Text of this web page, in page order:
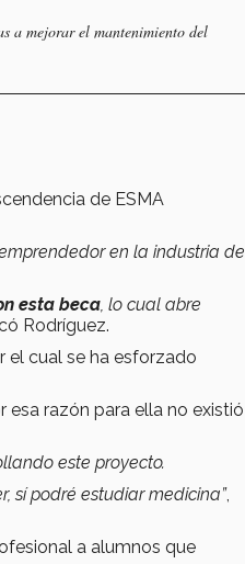
a mejorar el mantenimiento del
de ESMA
en la industria de
esta beca, lo cual abre
Rodríguez.
el cual se ha esforzado
esa razón para ella no existió
este proyecto.
sí podré estudiar medicina”,
a alumnos que